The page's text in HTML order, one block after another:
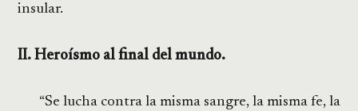
insular.
II. Heroísmo al final del mundo.
“Se lucha contra la misma sangre, la misma fe, la